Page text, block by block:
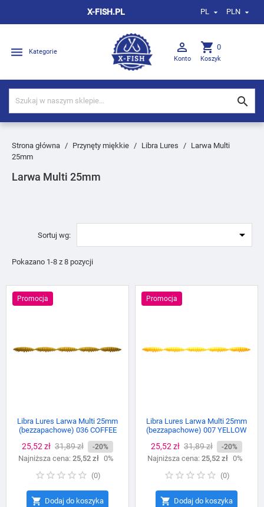
X-FISH.PL PL  PLN 
 Kategorie 
Konto
shopping_cart 0
Koszyk

Strona główna Przynęty miękkie Libra Lures
Larwa Multi
25mm
Larwa Multi 25mm
Sortuj wg: 
Pokazano 1-8 z 8 pozycji
Promocja
Libra Lures Larwa Multi 25mm
(bezzapachowe) 036 COFFEE
Cena
25,52 zł Cena
podstawowa
31,89 zł -20%
Najniższa cena: 25,52 zł 0%
(0)
 Dodaj do koszyka
Promocja
Libra Lures Larwa Multi 25mm
(bezzapachowe) 007 YELLOW
Cena
25,52 zł Cena
podstawowa
31,89 zł -20%
Najniższa cena: 25,52 zł 0%
(0)
 Dodaj do koszyka